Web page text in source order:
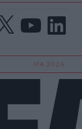
LinkedIn
IFA 2026